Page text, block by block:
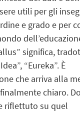
utili per gli
e grado e per
significa,
“Eureka”. È
che arriva alla
chiaro.
riflettuto su quel